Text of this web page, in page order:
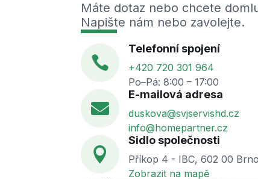
Máte dotaz nebo chcete
Napište nám nebo zavolejte.

Telefonní spojení
+420 720 301 964
Po–Pá: 8:00 – 17:00

E-mailová adresa
duskova@svjservishd.cz
info@homepartner.cz

Sidlo společnosti
Příkop 4 - IBC, 602 00 Brno
Zobrazit na mapě